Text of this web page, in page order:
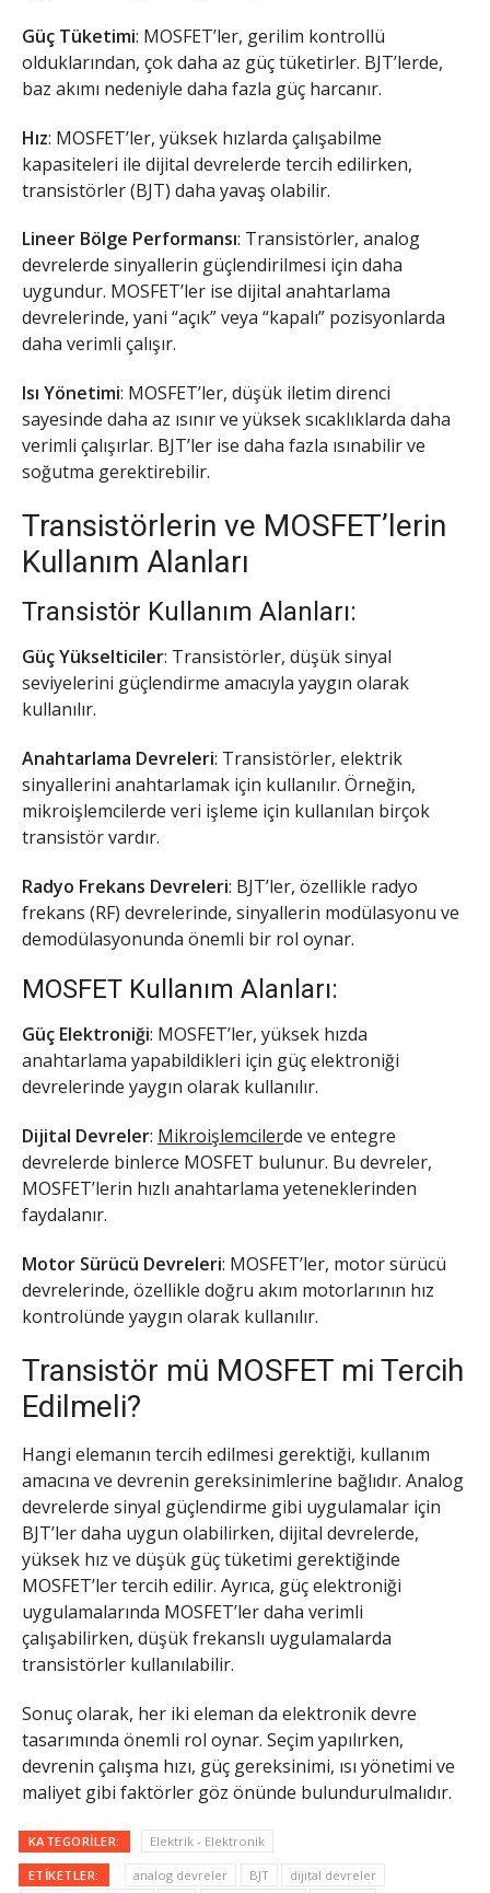
Güç Tüketimi: MOSFET’ler, gerilim kontrollü
olduklarından, çok daha az güç tüketirler. BJT’lerde,
baz akımı nedeniyle daha fazla güç harcanır.
Hız: MOSFET’ler, yüksek hızlarda çalışabilme
kapasiteleri ile dijital devrelerde tercih edilirken,
transistörler (BJT) daha yavaş olabilir.
Lineer Bölge Performansı: Transistörler, analog
devrelerde sinyallerin güçlendirilmesi için daha
uygundur. MOSFET’ler ise dijital anahtarlama
devrelerinde, yani “açık” veya “kapalı” pozisyonlarda
daha verimli çalışır.
Isı Yönetimi: MOSFET’ler, düşük iletim direnci
sayesinde daha az ısınır ve yüksek sıcaklıklarda daha
verimli çalışırlar. BJT’ler ise daha fazla ısınabilir ve
soğutma gerektirebilir.
Transistörlerin ve MOSFET’lerin
Kullanım Alanları
Transistör Kullanım Alanları:
Güç Yükselticiler: Transistörler, düşük sinyal
seviyelerini güçlendirme amacıyla yaygın olarak
kullanılır.
Anahtarlama Devreleri: Transistörler, elektrik
sinyallerini anahtarlamak için kullanılır. Örneğin,
mikroişlemcilerde veri işleme için kullanılan birçok
transistör vardır.
Radyo Frekans Devreleri: BJT’ler, özellikle radyo
frekans (RF) devrelerinde, sinyallerin modülasyonu ve
demodülasyonunda önemli bir rol oynar.
MOSFET Kullanım Alanları:
Güç Elektroniği: MOSFET’ler, yüksek hızda
anahtarlama yapabildikleri için güç elektroniği
devrelerinde yaygın olarak kullanılır.
Dijital Devreler: Mikroişlemcilerde ve entegre
devrelerde binlerce MOSFET bulunur. Bu devreler,
MOSFET’lerin hızlı anahtarlama yeteneklerinden
faydalanır.
Motor Sürücü Devreleri: MOSFET’ler, motor sürücü
devrelerinde, özellikle doğru akım motorlarının hız
kontrolünde yaygın olarak kullanılır.
Transistör mü MOSFET mi Tercih
Edilmeli?
Hangi elemanın tercih edilmesi gerektiği, kullanım
amacına ve devrenin gereksinimlerine bağlıdır. Analog
devrelerde sinyal güçlendirme gibi uygulamalar için
BJT’ler daha uygun olabilirken, dijital devrelerde,
yüksek hız ve düşük güç tüketimi gerektiğinde
MOSFET’ler tercih edilir. Ayrıca, güç elektroniği
uygulamalarında MOSFET’ler daha verimli
çalışabilirken, düşük frekanslı uygulamalarda
transistörler kullanılabilir.
Sonuç olarak, her iki eleman da elektronik devre
tasarımında önemli rol oynar. Seçim yapılırken,
devrenin çalışma hızı, güç gereksinimi, ısı yönetimi ve
maliyet gibi faktörler göz önünde bulundurulmalıdır.
KATEGORILER: Elektrik - Elektronik
ETIKETLER: analog devreler BJT
dijital devreler